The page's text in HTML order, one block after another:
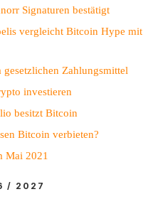
Signaturen bestätigt
vergleicht Bitcoin Hype mit
Zahlungsmittel
investieren
besitzt Bitcoin
Bitcoin verbieten?
Mai 2021
/ 2027